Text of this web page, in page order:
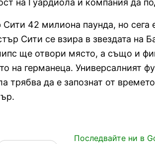
на Гуардиола и компания да
42 милиона паунда, но сега
Сити се взира в звездата на
ще отвори място, а също и
на германеца. Универсалният
трябва да е запознат от
Последвайте ни в